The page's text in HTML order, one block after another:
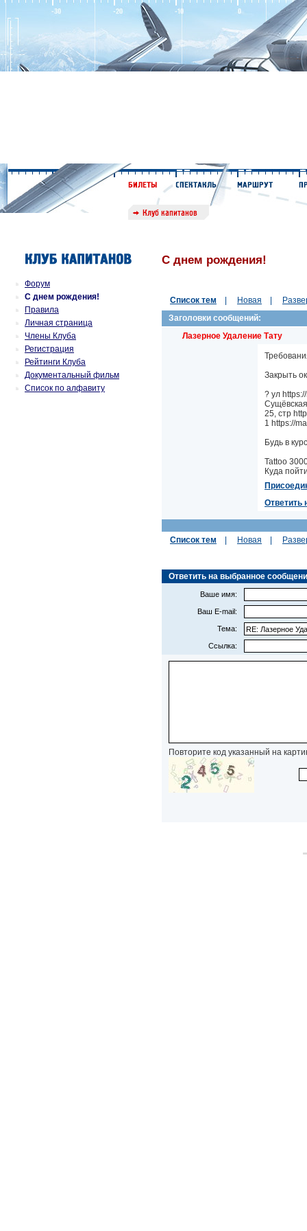
Форум
С днем рождения!
Правила
Личная страница
Члены Клуба
Регистрация
Рейтинги Клуба
Документальный фильм
Список по алфавиту
С днем рождения!
Список тем Новая
Заголовки сообщений:
Лазерное Удаление Тату
Закрыть
? ул
25, стр
1 https://
Будь в
Tattoo
Куда
Ответить
Список тем Новая
Ответить на выбранное
Ваше имя:
Ваш E-mail:
Тема:
Ссылка:
Повторите код указанный на